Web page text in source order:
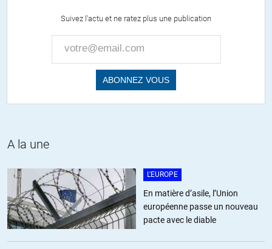
Suivez l'actu et ne ratez plus une publication
A la une
L'EUROPE
En matière d’asile, l’Union
européenne passe un nouveau
pacte avec le diable